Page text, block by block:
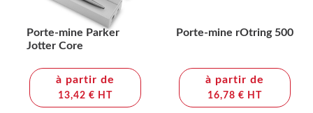
Porte-mine Parker
Jotter Core
à partir de
13,42 € HT
Porte-mine rOtring 500
à partir de
16,78 € HT